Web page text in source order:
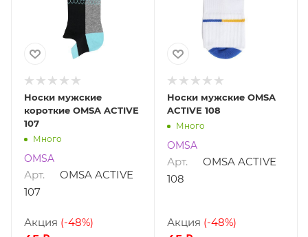
Носки мужские
короткие OMSA ACTIVE
107
Много
OMSA
Арт.
OMSA ACTIVE
107
Акция (-48%)
Носки мужские OMSA
ACTIVE 108
Много
OMSA
Арт.
OMSA ACTIVE
108
Акция (-48%)